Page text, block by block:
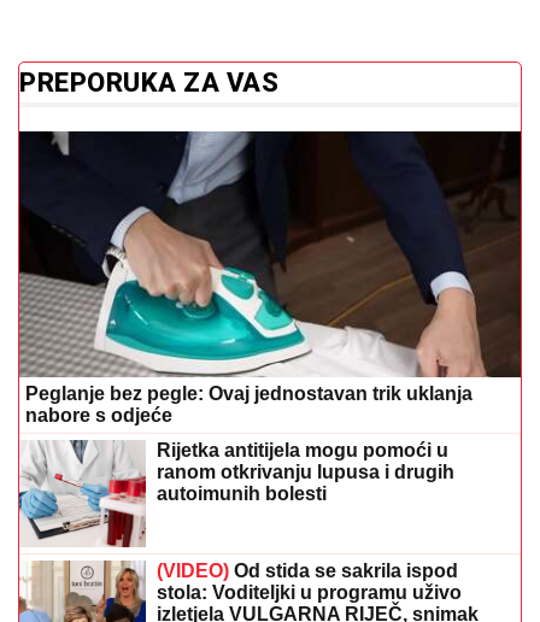
PREPORUKA ZA VAS
Peglanje bez pegle: Ovaj jednostavan trik uklanja
nabore s odjeće
Rijetka antitijela mogu pomoći u
ranom otkrivanju lupusa i drugih
autoimunih bolesti
(VIDEO) Od stida se sakrila ispod
stola: Voditeljki u programu uživo
izletjela VULGARNA RIJEČ, snimak